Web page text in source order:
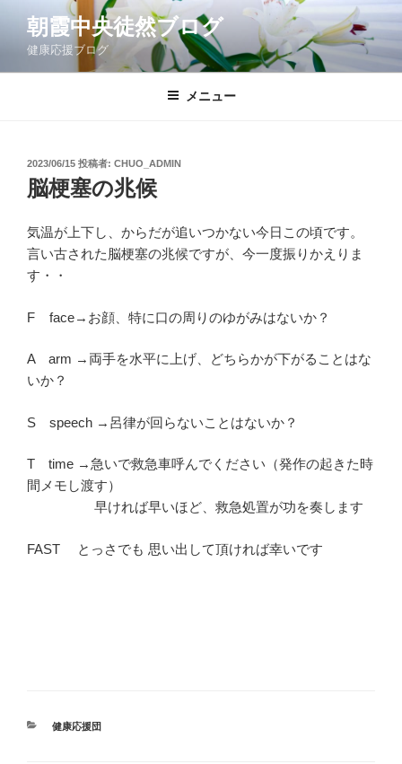
ン
朝霞中央徒然ブログ
健康応援ブログ
メニュー
投
稿
日:
2023/06/15 投稿者: CHUO_ADMIN
脳梗塞の兆候
気温が上下し、からだが追いつかない今日この頃です。
言い古された脳梗塞の兆候ですが、今一度振りかえりま
す・・
F face→お顔、特に口の周りのゆがみはないか？
A arm →両手を水平に上げ、どちらかが下がることはな
いか？
S speech →呂律が回らないことはないか？
T time →急いで救急車呼んでください（発作の起きた時
間メモし渡す）
早ければ早いほど、救急処置が功を奏します
FAST とっさでも 思い出して頂ければ幸いです
カ
健康応援団